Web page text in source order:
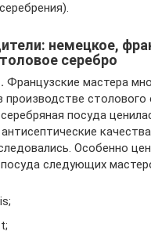
немецкое,
серебро
Французские мастера
производстве столового
посуда
Особенно
следующих